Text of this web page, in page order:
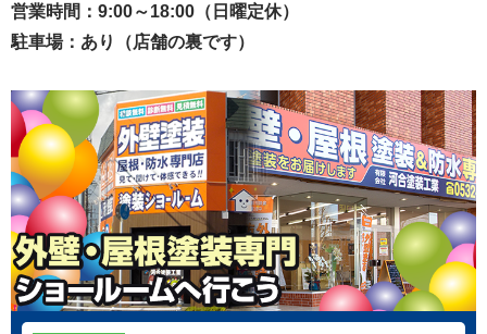
営業時間：9:00～18:00（日曜定休）
駐車場：あり（店舗の裏です）